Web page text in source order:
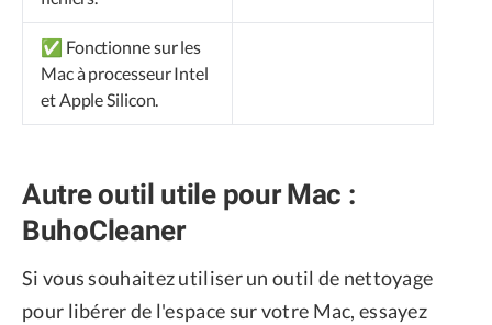
✅ Fonctionne sur les
Mac à processeur Intel
et Apple Silicon.
Autre outil utile pour Mac :
BuhoCleaner
Si vous souhaitez utiliser un outil de nettoyage
pour libérer de l'espace sur votre Mac, essayez